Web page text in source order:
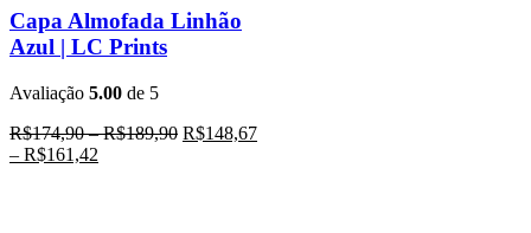
Capa Almofada Linhão
Azul | LC Prints
Avaliação 5.00 de 5
R$174,90–R$189,90 R$148,67
– R$161,42